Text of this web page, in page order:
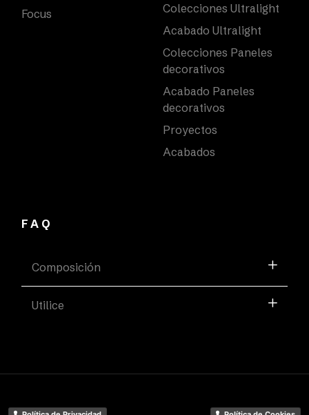
Focus
Colecciones Ultralight
Acabado Ultralight
Colecciones Paneles
decorativos
Acabado Paneles
decorativos
Proyectos
Acabados
FAQ
Composición
Utilice